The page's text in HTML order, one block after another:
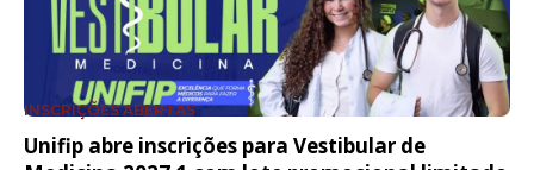
INSCRIÇÕES ABERTAS
Unifip abre inscrições para Vestibular de